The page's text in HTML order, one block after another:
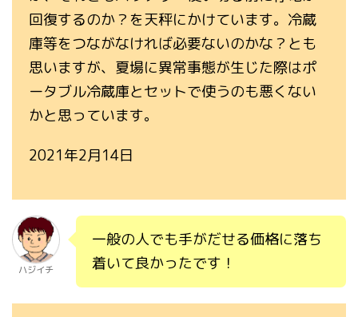
回復するのか？を天秤にかけています。冷蔵
庫等をつながなければ必要ないのかな？とも
思いますが、夏場に異常事態が生じた際はポ
ータブル冷蔵庫とセットで使うのも悪くない
かと思っています。
2021年2月14日
ハジイチ
一般の人でも手がだせる価格に落ち
着いて良かったです！